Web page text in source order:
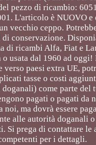
pezzo di ricambio:
L'articolo è NUOVO e
vecchio ceppo.
di conservazione.
di ricambi Alfa, Fiat e
o usata dal 1960 ad oggi!
verso paesi extra UE,
tasse o costi
doganali) come parte del
pagati o pagati da
noi, ma dovrà essere
alle autorità doganali
Si prega di contattare le
per i dettagli.